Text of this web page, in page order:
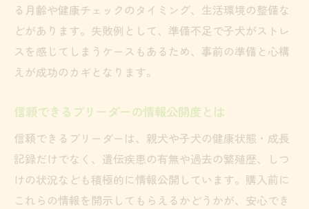
る月齢や健康チェックのタイミング、生活環境の整備な
どがあります。失敗例として、準備不足で子犬がストレ
スを感じてしまうケースもあるため、事前の準備と心構
えが成功のカギとなります。
信頼できるブリーダーの情報公開度とは
信頼できるブリーダーは、親犬や子犬の健康状態・成長
記録だけでなく、遺伝疾患の有無や過去の繁殖歴、しつ
けの状況なども積極的に情報公開しています。購入前に
これらの情報を開示してもらえるかどうかが、安心でき